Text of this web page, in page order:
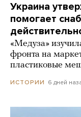
Украина
помогает
«Медуза»
фронта на
пластиковые
ИСТОРИИ 6 дней